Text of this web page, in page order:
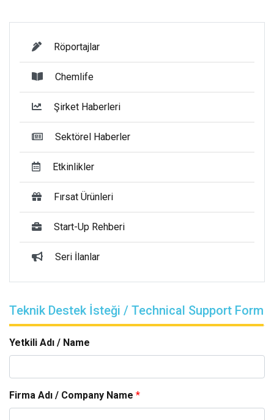
Röportajlar
Chemlife
Şirket Haberleri
Sektörel Haberler
Etkinlikler
Fırsat Ürünleri
Start-Up Rehberi
Seri İlanlar
Teknik Destek İsteği / Technical Support Form
Yetkili Adı / Name
Firma Adı / Company Name *